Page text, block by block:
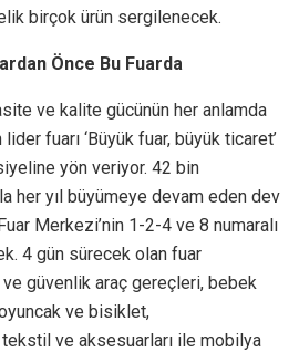
birçok ürün sergilenecek.
Önce Bu Fuarda
ve kalite gücünün her anlamda
fuarı ‘Büyük fuar, büyük ticaret’
yön veriyor. 42 bin
her yıl büyümeye devam eden dev
Merkezi’nin 1-2-4 ve 8 numaralı
4 gün sürecek olan fuar
ve güvenlik araç gereçleri, bebek
ve bisiklet,
ve aksesuarları ile mobilya